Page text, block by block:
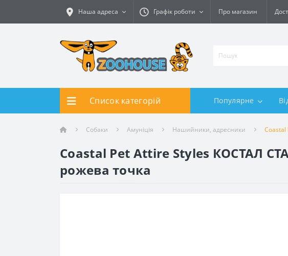
Наша адреса Графік роботи Про магазин
Список категорій Популярне
Собаки Амуніція Нашийники, адресники
Coastal Pet Attire Styles КОСТАЛ
рожева точка